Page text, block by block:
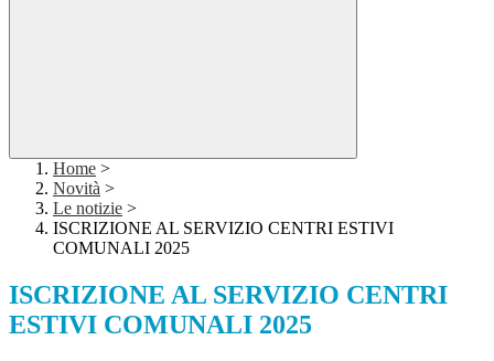
Home >
Novità >
Le notizie >
ISCRIZIONE AL SERVIZIO CENTRI ESTIVI
COMUNALI 2025
ISCRIZIONE AL SERVIZIO CENTRI
ESTIVI COMUNALI 2025